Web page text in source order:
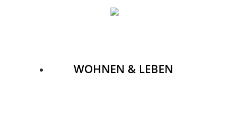
WOHNEN & LEBEN